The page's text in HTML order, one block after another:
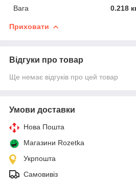
Вага 0.218
Приховати
Відгуки про товар
Ще немає відгуків про цей товар
Умови доставки
Нова Пошта
Магазини Rozetka
Укрпошта
Самовивіз